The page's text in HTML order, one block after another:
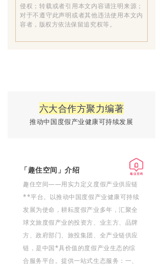
侵权；转载或者引用本文内容请注明来源；
对于不遵守此声明或者其他违法使用本文内
容者，版权方依法保留追究权等。
六大合作方聚力编著
推动中国度假产业健康可持续发展
「趣住空间」介绍
趣住空间——用实力定义度假产业供应链
**平台。以推动中国度假产业健康可持续
发展为使命，耕耘度假产业多年，汇聚全
球文旅度假产业的投资方、业主方、品牌
方、政府部门、旅投集团、全产业链供应
链，是中国*具价值的度假产业生态的综
合服务平台。提供一站式生态服务： 一、